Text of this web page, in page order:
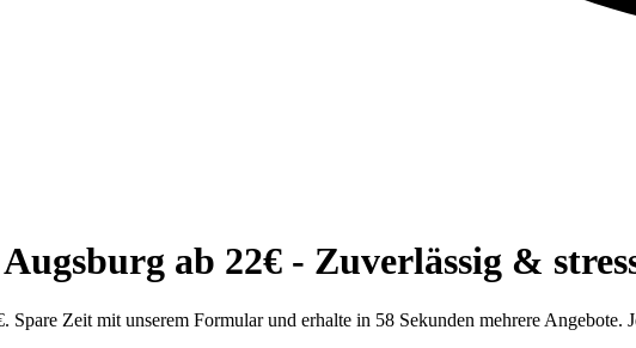
ab 22€ - Zuverlässig &
Zeit mit unserem Formular und erhalte in 58 Sekunden mehrere Angebote.